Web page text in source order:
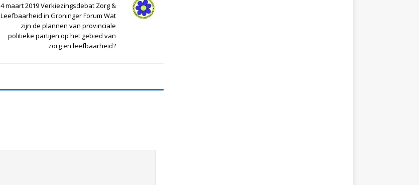
4 maart 2019 Verkiezingsdebat Zorg &
Leefbaarheid in Groninger Forum Wat
zijn de plannen van provinciale
politieke partijen op het gebied van
zorg en leefbaarheid?